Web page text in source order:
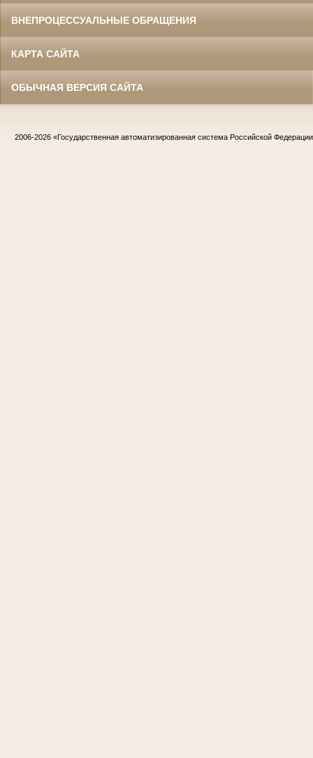
ВНЕПРОЦЕССУАЛЬНЫЕ ОБРАЩЕНИЯ
КАРТА САЙТА
ОБЫЧНАЯ ВЕРСИЯ САЙТА
2006-2026 «Государственная автоматизированная система Российской